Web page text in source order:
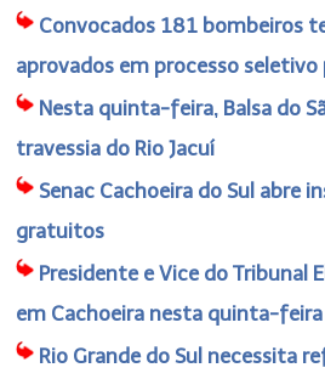
Convocados 181 bombeiros
aprovados em processo
Nesta quinta-feira, Balsa do
travessia do Rio Jacuí
Senac Cachoeira do Sul abre
gratuitos
Presidente e Vice do Tribunal
em Cachoeira nesta quinta-feira
Rio Grande do Sul necessita